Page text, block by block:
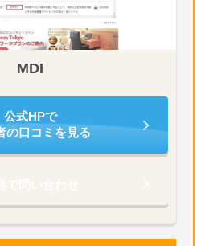
MDI
公式HPで
の口コミを見る